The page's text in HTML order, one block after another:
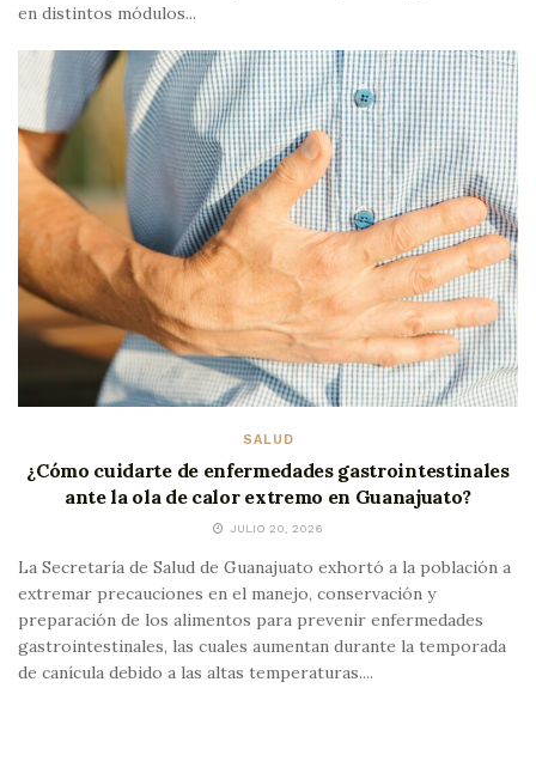
en distintos módulos...
SALUD
¿Cómo cuidarte de enfermedades gastrointestinales
ante la ola de calor extremo en Guanajuato?
JULIO 20, 2026
La Secretaría de Salud de Guanajuato exhortó a la población a
extremar precauciones en el manejo, conservación y
preparación de los alimentos para prevenir enfermedades
gastrointestinales, las cuales aumentan durante la temporada
de canícula debido a las altas temperaturas....